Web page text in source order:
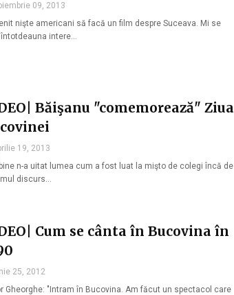
09, 2013
nişte americani să facă un film despre Suceava. Mi se
întotdeauna intere…
Băişanu "comemorează" Ziua
19, 2013
n-a uitat lumea cum a fost luat la mişto de colegi încă de
discurs…
Cum se cânta în Bucovina în
25, 2012
Gheorghe: "Intram în Bucovina. Am făcut un spectacol care